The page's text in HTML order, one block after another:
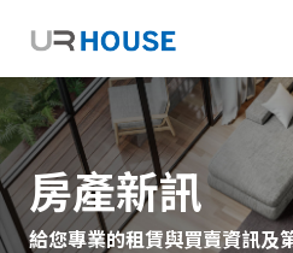
房產新訊
給您專業的租賃與買賣資訊及